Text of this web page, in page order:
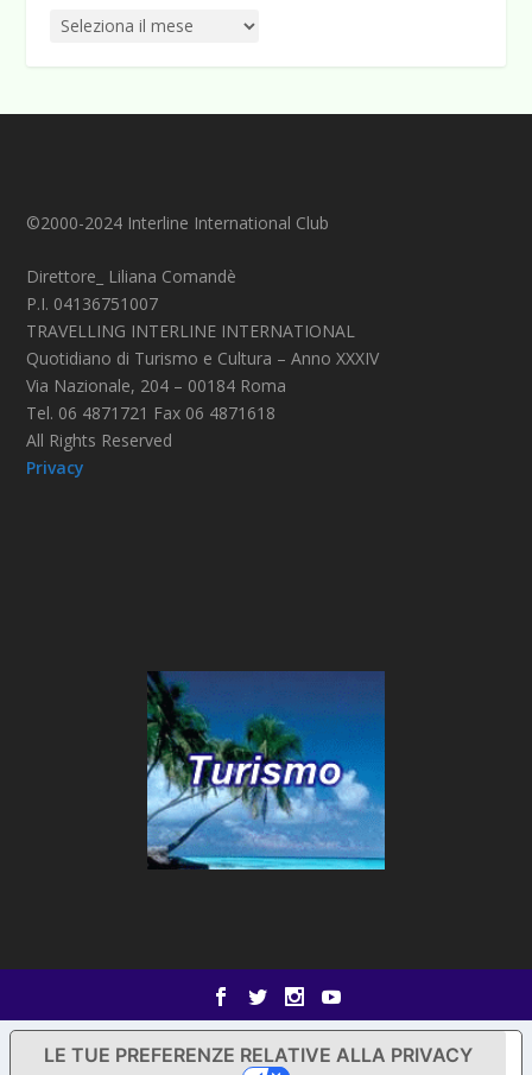
©2000-2024 Interline International Club
Direttore_ Liliana Comandè
P.I. 04136751007
TRAVELLING INTERLINE INTERNATIONAL
Quotidiano di Turismo e Cultura – Anno XXXIV
Via Nazionale, 204 – 00184 Roma
Tel. 06 4871721 Fax 06 4871618
All Rights Reserved
Privacy
LE TUE PREFERENZE RELATIVE ALLA PRIVACY